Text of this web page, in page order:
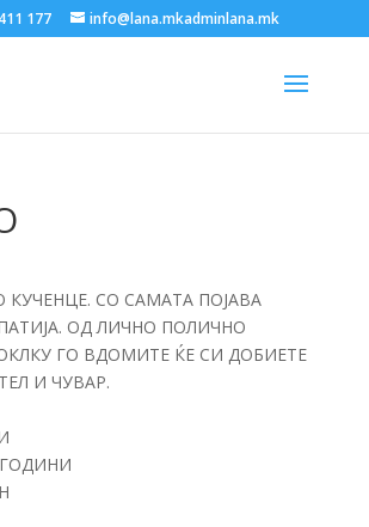
177 info@lana.mkadminlana.mk
СО САМАТА ПОЈАВА
ОД ЛИЧНО ПОЛИЧНО
ГО ВДОМИТЕ ЌЕ СИ ДОБИЕТЕ
И ЧУВАР.